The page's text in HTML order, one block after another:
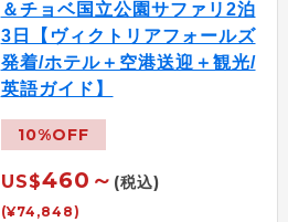
＆チョベ国立公園サファリ2泊
3日【ヴィクトリアフォールズ
発着/ホテル＋空港送迎＋観光/
英語ガイド】
10%OFF
US$460～ (税込)
(¥74,848)